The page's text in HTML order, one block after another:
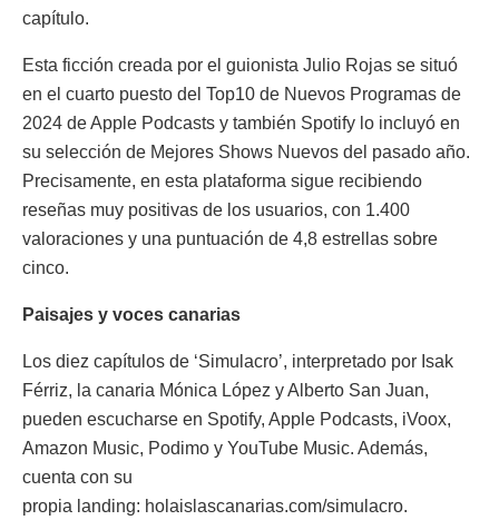
capítulo.
Esta ficción creada por el guionista Julio Rojas se situó
en el cuarto puesto del Top10 de Nuevos Programas de
2024 de Apple Podcasts y también Spotify lo incluyó en
su selección de Mejores Shows Nuevos del pasado año.
Precisamente, en esta plataforma sigue recibiendo
reseñas muy positivas de los usuarios, con 1.400
valoraciones y una puntuación de 4,8 estrellas sobre
cinco.
Paisajes y voces canarias
Los diez capítulos de ‘Simulacro’, interpretado por Isak
Férriz, la canaria Mónica López y Alberto San Juan,
pueden escucharse en Spotify, Apple Podcasts, iVoox,
Amazon Music, Podimo y YouTube Music. Además,
cuenta con su
propia landing: holaislascanarias.com/simulacro.